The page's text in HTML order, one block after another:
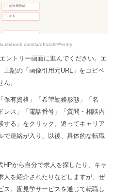
lp/official/r/#entry
ントリー画面に進んでください。エ
上記の「画像引用元URL」をコピペ
。
保有資格」「希望勤務形態」「名
レス」「電話番号」「質問・相談内
する」をクリック。追ってキャリア
で連絡が入り、以後、具体的な転職
から自分で求人を探したり、キャ
人を紹介されたりなどしますが、ぜ
ス。園見学サービスを通じて転職し